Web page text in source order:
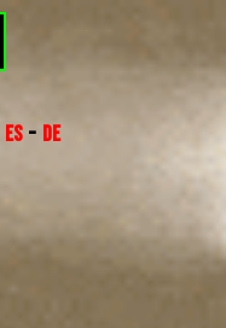
ES– DE